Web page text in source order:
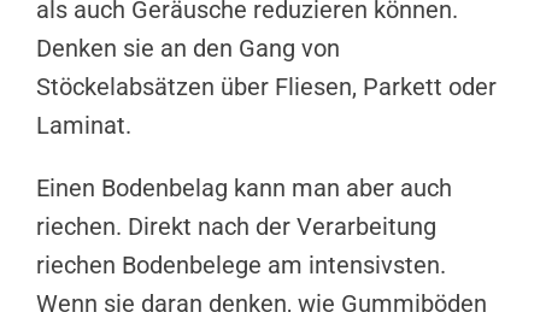
als auch Geräusche reduzieren können.
Denken sie an den Gang von
Stöckelabsätzen über Fliesen, Parkett oder
Laminat.
Einen Bodenbelag kann man aber auch
riechen. Direkt nach der Verarbeitung
riechen Bodenbelege am intensivsten.
Wenn sie daran denken, wie Gummiböden